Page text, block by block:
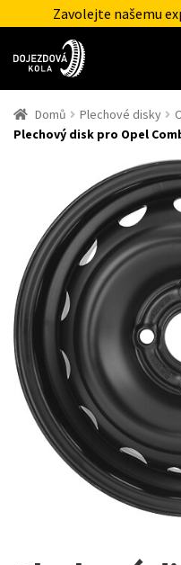
Zavolejte našemu
Domů Plechové disky
Plechový disk pro Opel